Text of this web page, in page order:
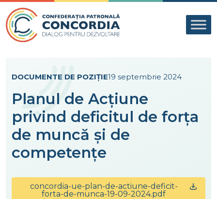
Skip to content
DOCUMENTE DE POZIȚIE19 septembrie 2024
Planul de Acțiune
privind deficitul de forța
de muncă și de
competențe
concordia-ue-plan-de-actiune-deficit-
forta-de-munca-19-09-2024.pdf